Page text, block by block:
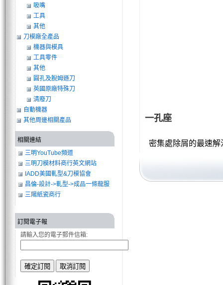
一孔座
密集處除屑的最速解
吸嘴
工具
其他
刀模廠全產品
機器與模具
工具零件
其他
圓孔及脫姆遜刀
英國原廠特殊刀
清廢刀
自動機器
其他周邊相關產品
相關連結
三明YouTube頻道
三明刀模材料商行英文網站
IADD美國軋型&刀模協會
昌倫-設計->軋型->成品一條龍服
務
三陽紙瓷商行
訂閱電子報
請輸入您的電子郵件信箱: